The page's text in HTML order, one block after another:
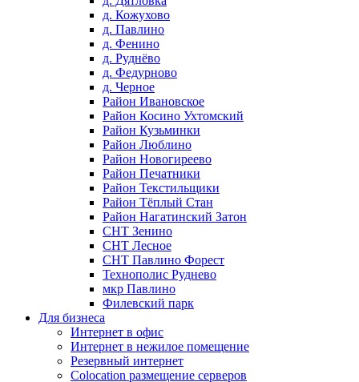
д. Кожухово
д. Павлино
д. Фенино
д. Руднёво
д. Федурново
д. Черное
Район Ивановское
Район Косино Ухтомский
Район Кузьминки
Район Люблино
Район Новогиреево
Район Печатники
Район Текстильщики
Район Тёплый Стан
Район Нагатинский Затон
СНТ Зенино
СНТ Лесное
СНТ Павлино Форест
Технополис Руднево
мкр Павлино
Филевский парк
Для бизнеса
Интернет в офис
Интернет в нежилое помещение
Резервный интернет
Colocation размещение серверов